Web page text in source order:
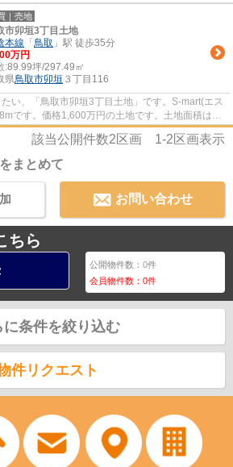
る498万円の土地で...
｜売地
市卯垣3丁目土地
本線 「鳥取 」駅 徒歩35分
万円
:89.99坪/297.49㎡
県鳥取市卯垣 ３丁目116
い、「鳥取市卯垣3丁目土地」です。S-mart(エス
です。価格1,600万円の土地です。土地面積は
おります。鳥取市で土...
該当公開件数2区画 1-2区画表示
まとめて
お問い合わせ
ちら
公開物件数：0件
会員物件数：0件
に条件を絞り込む
件リクエスト